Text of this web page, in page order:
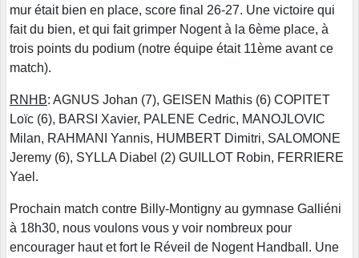
mur était bien en place, score final 26-27. Une victoire qui
fait du bien, et qui fait grimper Nogent à la 6ème place, à
trois points du podium (notre équipe était 11ème avant ce
match).
RNHB: AGNUS Johan (7), GEISEN Mathis (6) COPITET
Loïc (6), BARSI Xavier, PALENE Cedric, MANOJLOVIC
Milan, RAHMANI Yannis, HUMBERT Dimitri, SALOMONE
Jeremy (6), SYLLA Diabel (2) GUILLOT Robin, FERRIERE
Yael.
Prochain match contre Billy-Montigny au gymnase Galliéni
à 18h30, nous voulons vous y voir nombreux pour
encourager haut et fort le Réveil de Nogent Handball. Une